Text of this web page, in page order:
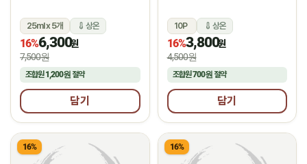
25ml x 5개 상온
16%6,300원
7,500원
조합원1,200원 절약
담기
10P 상온
16%3,800원
4,500원
조합원700원절약
담기
16% 16%